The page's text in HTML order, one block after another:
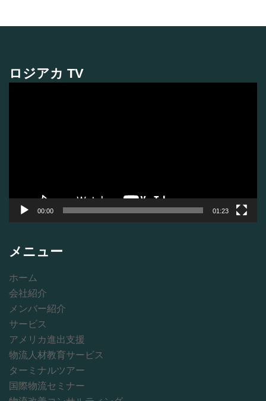
ロジアカ TV
00:00 01:23
メニュー
ホーム
会社紹介
メンバー紹介
サービス
アメリカ進出支援
物流人材教育サービス
ターミナルツアー
国際物流セミナー